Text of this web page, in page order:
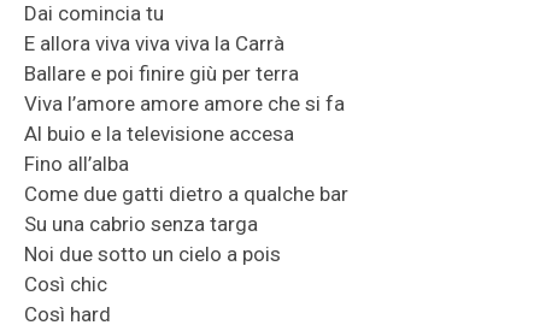
Dai comincia tu
E allora viva viva viva la Carrà
Ballare e poi finire giù per terra
Viva l’amore amore amore che si fa
Al buio e la televisione accesa
Fino all’alba
Come due gatti dietro a qualche bar
Su una cabrio senza targa
Noi due sotto un cielo a pois
Così chic
Così hard